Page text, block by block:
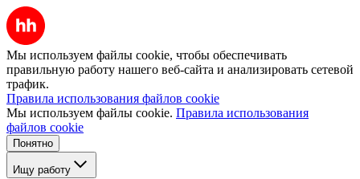
Мы используем файлы cookie, чтобы обеспечивать
правильную работу нашего веб-сайта и анализировать сетевой
трафик.
Правила использования файлов cookie
Мы используем файлы cookie. Правила использования
файлов cookie
Понятно
Ищу работу